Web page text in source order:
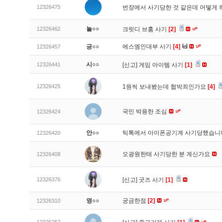
12326475 번장에서 사기당한 것 같은데 어떻게
12326462 놀○○ 크릿디 브훔 사기 [2]
12326457 긍○○ 에스엠인대부 사기 [4]
12326441 시○○ [신고] 게임 아이템 사기 [1]
12326425 1원씩 보내봤는데 협박죄인가요 [4]
12326424 국민 박용한 조심
12326420 안○○ 틱톡에서 아이폰공기계 사기당했습니
12326408 오광원한테 사기당한 분 계신가요
12326376 [신고] 굿즈 사기 [1]
12326310 영○○ 궁금한점 [2]